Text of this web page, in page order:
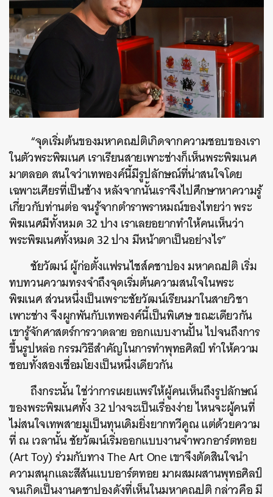
“จุดเริ่มต้นของมหาคณปติเกิดจากความชอบของเรา
ในตัวพระพิฆเนศ เราเรียนสายเพาะช่างก็เห็นพระพิฆเนศ
มาตลอด สนใจว่าเทพองค์นี้มีรูปลักษณ์ที่น่าสนใจโดย
เฉพาะเศียรที่เป็นช้าง หลังจากนั้นเราจึงไปศึกษาหาความรู้
เกี่ยวกับท่านต่อ จนรู้จากตำราพราหมณ์ของไทยว่า พระ
พิฆเนศมีทั้งหมด 32 ปาง เราเลยอยากทำให้คนเห็นว่า
พระพิฆเนศทั้งหมด 32 ปาง มีหน้าตาเป็นอย่างไร”
ชัยวัฒน์ ผู้ก่อตั้งแฟรนไชส์คชาปอง มหาคณปติ เริ่ม
ทบทวนความทรงจำถึงจุดเริ่มต้นความสนใจในพระ
พิฆเนศ ส่วนหนึ่งเป็นเพราะชัยวัฒน์เรียนมาในสายวิชา
เพาะช่าง จึงผูกพันกับเทพองค์นี้เป็นพิเศษ ขณะเดียวกัน
เขารู้จักศาสตร์การวาดลาย ออกแบบงานปั้น ไปจนถึงการ
ขึ้นรูปหล่อ กรรมวิธีสำคัญในการทำพุทธศิลป์ ทำให้ความ
ชอบทั้งสองเชื่อมโยงเป็นหนึ่งเดียวกัน
ถึงกระนั้น ใช่ว่าการเผยแพร่ให้ผู้คนเห็นถึงรูปลักษณ์
ของพระพิฆเนศทั้ง 32 ปางจะเป็นเรื่องง่าย ไหนจะผู้คนที่
ไม่สนใจเทพสายมูเป็นทุนเดิมยิ่งยากทวีคูณ แต่ด้วยความ
ที่ ณ เวลานั้น ชัยวัฒน์เริ่มออกแบบงานจำพวกอาร์ตทอย
(Art Toy) ร่วมกับทาง The Art One เขาจึงตัดสินใจนำ
ความสนุกและสีสันแบบอาร์ตทอย มาผสมผสานพุทธศิลป์
จนเกิดเป็นงานคชาปองดังที่เห็นในมหาคณปติ กล่าวคือ มี